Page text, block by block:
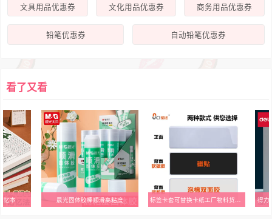
文具用品优惠券 文化用品优惠券 商务用品优惠券
铅笔优惠券 自动铅笔优惠券
看了又看
忆本 晨光固体胶棒顺滑高粘度 标签卡套可替换卡纸工厂物料货架办公室铁柜木柜超市学校床位便签